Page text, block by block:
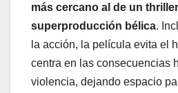
más cercano al de un
superproducción bélica.
la acción, la película evita el
centra en las consecuencias
violencia, dejando espacio